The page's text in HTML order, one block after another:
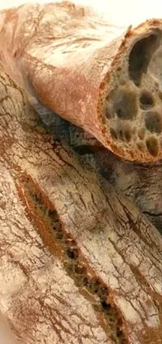
GNOCCHI AL
GORGONZOLA E NOCI
MAESTRO: Walter Zanoni Con un sapore delicato, si
può facilmente personalizzare la ricetta aggiungendo
ingredienti freschi. Il "Mix...